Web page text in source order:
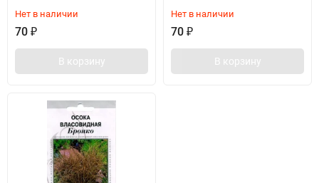
Нет в наличии
70 ₽
В корзину
Нет в наличии
70 ₽
В корзину